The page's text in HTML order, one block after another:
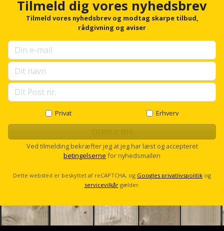
WinWin
plader
Savbuk
Savklinge
Skraber
Skruestik
Skruetrækker
Skruetvinge
og
rustopløser
Kompressor
Lader
Ligesliber
Limpistol
Linjelaser
Loddekolbe
Måleinstrumenter
Malersprøjte
Lommelygte
Merchandise
Mobiltilbehør
Pavillon
Personlig
pleje
Postkasse
Prepping
r
u
p
s
e
l
l
c
o
Tilmeld dig vores nyhedsbrev
Tilmeld vores nyhedsbrev og modtag skarpe tilbud,
rådgivning og aviser
Privat Erhverv
Ved tilmelding bekræfter jeg at jeg har læst og accepteret
betingelserne for nyhedsmailen
Dette websted er beskyttet af reCAPTCHA, og Googles privatlivspolitik og
servicevilkårgælder.